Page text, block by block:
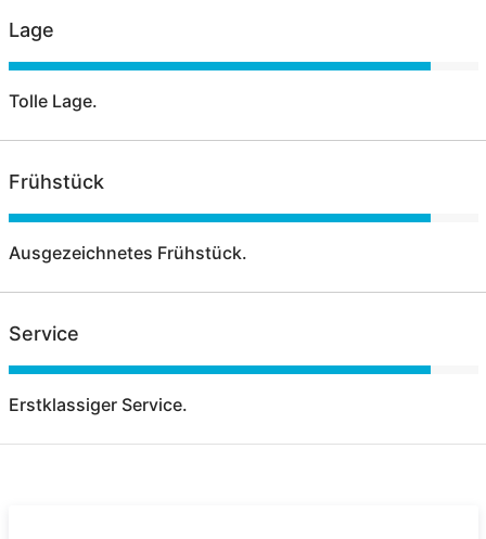
Lage
Tolle Lage.
Frühstück
Ausgezeichnetes Frühstück.
Service
Erstklassiger Service.